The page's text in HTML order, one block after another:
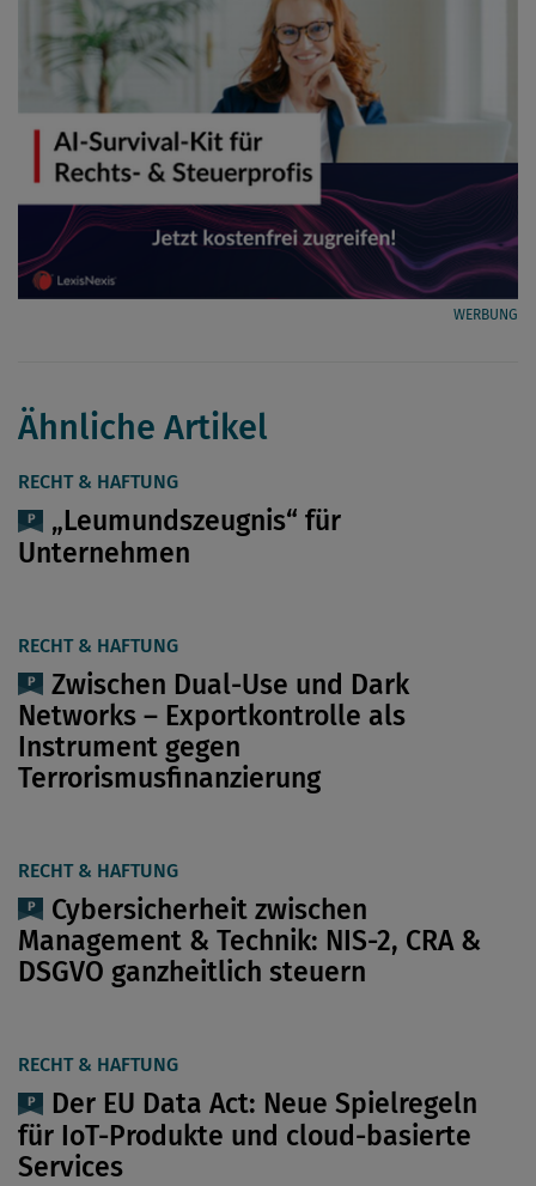
WERBUNG
Ähnliche Artikel
RECHT & HAFTUNG
„Leumundszeugnis“ für
Unternehmen
RECHT & HAFTUNG
Zwischen Dual-Use und Dark
Networks – Exportkontrolle als
Instrument gegen
Terrorismusfinanzierung
RECHT & HAFTUNG
Cybersicherheit zwischen
Management & Technik: NIS-2, CRA &
DSGVO ganzheitlich steuern
RECHT & HAFTUNG
Der EU Data Act: Neue Spielregeln
für IoT-Produkte und cloud-basierte
Services